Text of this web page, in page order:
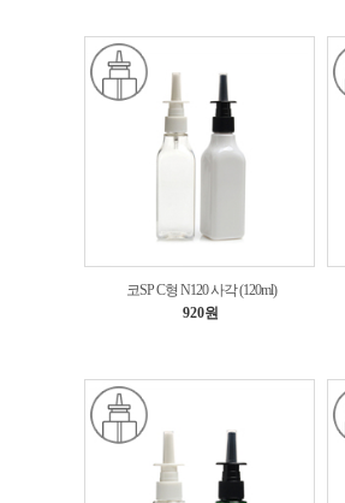
코SP C형 N120 사각 (120ml)
920원